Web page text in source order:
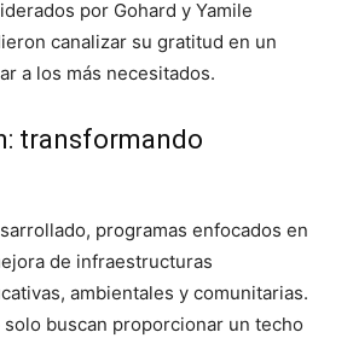
por Gohard y Yamile
canalizar su gratitud en un
a los más necesitados.
transformando
programas enfocados en
de infraestructuras
ambientales y comunitarias.
buscan proporcionar un techo